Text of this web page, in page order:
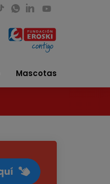
Mascotas